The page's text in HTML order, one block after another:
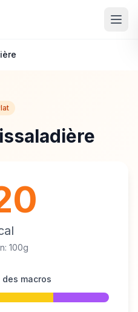
100g
macros